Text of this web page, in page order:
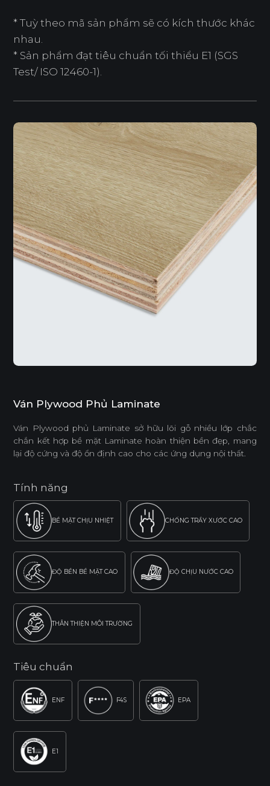
* Tuỳ theo mã sản phẩm sẽ có kích thước khác
nhau.
* Sản phẩm đạt tiêu chuẩn tối thiểu E1 (SGS
Test/ ISO 12460-1).
Ván Plywood Phủ Laminate
Ván Plywood phủ Laminate sở hữu lõi gỗ nhiều lớp chắc
chắn kết hợp bề mặt Laminate hoàn thiện bền đẹp, mang
lại độ cứng và độ ổn định cao cho các ứng dụng nội thất.
Tính năng
BỀ MẶT CHỊU NHIỆT CHỐNG TRẦY XƯỚC CAO
ĐỘ BỀN BỀ MẶT CAO ĐỘ CHỊU NƯỚC CAO
THÂN THIỆN MÔI TRƯỜNG
Tiêu chuẩn
ENF F4S EPA
E1